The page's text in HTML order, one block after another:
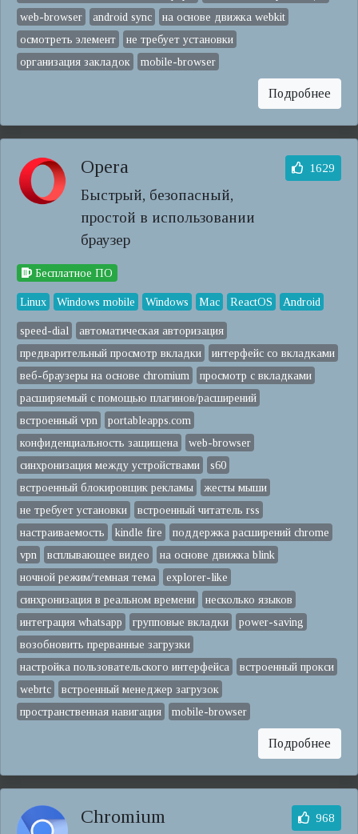
web-browser
android sync
на основе движка webkit
осмотреть элемент
не требует установки
организация закладок
mobile-browser
Подробнее
Opera
Быстрый, безопасный,
простой в использовании
браузер
1629
Бесплатное ПО
Linux Windows mobile Windows Mac ReactOS Android
speed-dial
автоматическая авторизация
предварительный просмотр вкладки
интерфейс со вкладками
веб-браузеры на основе chromium
просмотр с вкладками
расширяемый с помощью плагинов/расширений
встроенный vpn
portableapps.com
конфиденциальность защищена
web-browser
синхронизация между устройствами
s60
встроенный блокировщик рекламы
жесты мыши
не требует установки
встроенный читатель rss
настраиваемость
kindle fire
поддержка расширений chrome
vpn
всплывающее видео
на основе движка blink
ночной режим/темная тема
explorer-like
синхронизация в реальном времени
несколько языков
интеграция whatsapp
групповые вкладки
power-saving
возобновить прерванные загрузки
настройка пользовательского интерфейса
встроенный прокси
webrtc
встроенный менеджер загрузок
пространственная навигация
mobile-browser
Подробнее
Chromium 968